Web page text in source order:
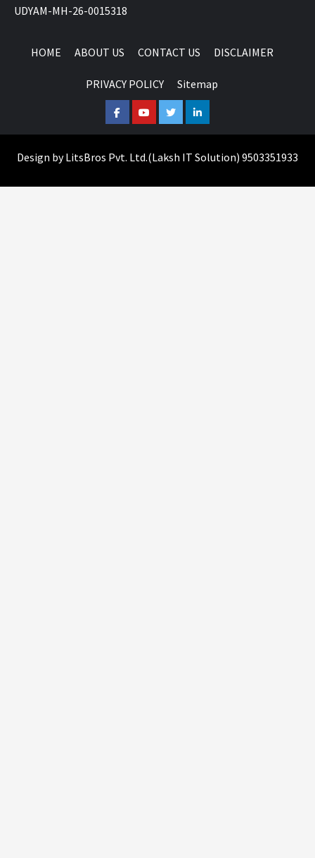
UDYAM-MH-26-0015318
HOME ABOUT US CONTACT US DISCLAIMER
PRIVACY POLICY Sitemap
FacebookYoutubeTwitterLinkedin
Design byLitsBros Pvt. Ltd.(Laksh IT Solution) 9503351933